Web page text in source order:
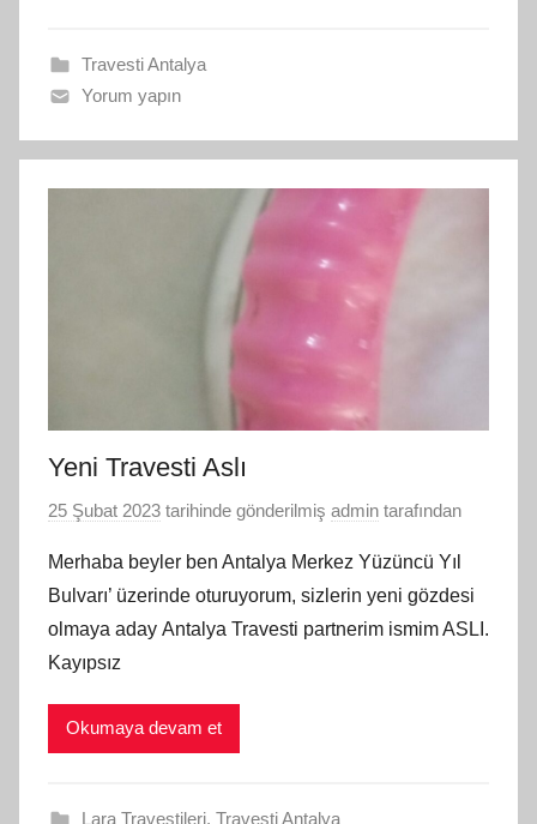
Travesti Antalya
Yorum yapın
Yeni Travesti Aslı
25 Şubat 2023 tarihinde gönderilmiş admin tarafından
Merhaba beyler ben Antalya Merkez Yüzüncü Yıl
Bulvarı’ üzerinde oturuyorum, sizlerin yeni gözdesi
olmaya aday Antalya Travesti partnerim ismim ASLI.
Kayıpsız
Okumaya devam et
Lara Travestileri, Travesti Antalya